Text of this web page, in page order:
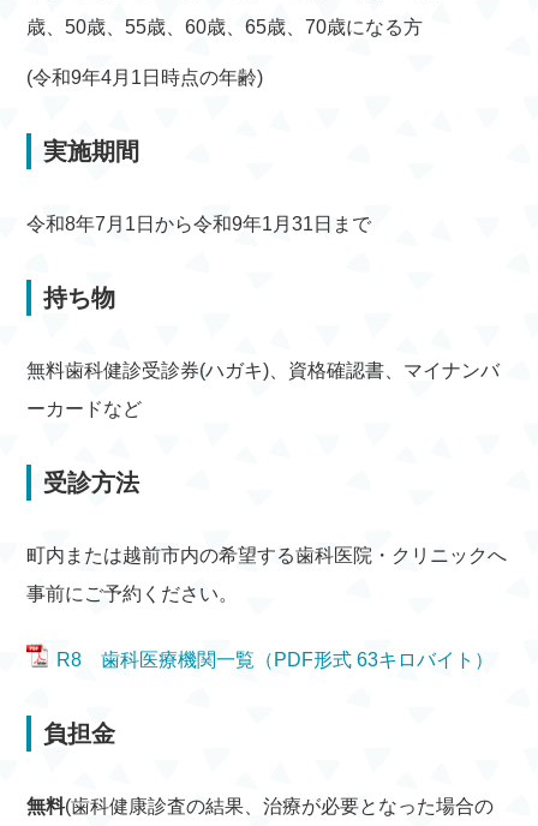
歳、50歳、55歳、60歳、65歳、70歳になる方
(令和9年4月1日時点の年齢)
実施期間
令和8年7月1日から令和9年1月31日まで
持ち物
無料歯科健診受診券(ハガキ)、資格確認書、マイナンバ
ーカードなど
受診方法
町内または越前市内の希望する歯科医院・クリニックへ
事前にご予約ください。
R8 歯科医療機関一覧（PDF形式 63キロバイト）
負担金
無料(歯科健康診査の結果、治療が必要となった場合の